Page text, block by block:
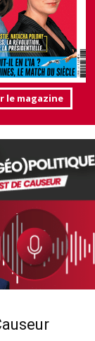
le magazine